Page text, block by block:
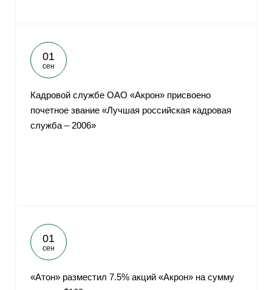
01
сен
Кадровой службе ОАО «Акрон» присвоено
почетное звание «Лучшая российская кадровая
служба – 2006»
01
сен
«Атон» разместил 7.5% акций «Акрон» на сумму